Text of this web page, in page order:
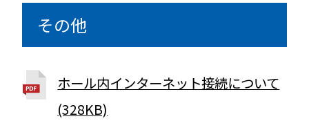
その他
ホール内インターネット接続について
(328KB)